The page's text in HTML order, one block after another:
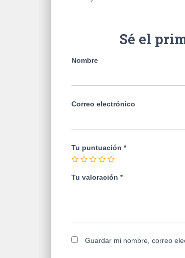
Sé el
Nombre
Correo electrónico
Tu puntuación *
Tu valoración *
Guardar mi nombre, correo